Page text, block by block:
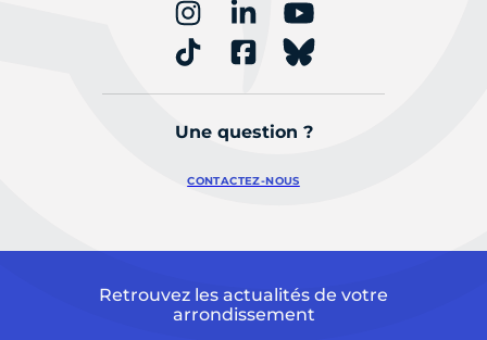
Une question ?
CONTACTEZ-NOUS
Retrouvez les actualités de votre
arrondissement